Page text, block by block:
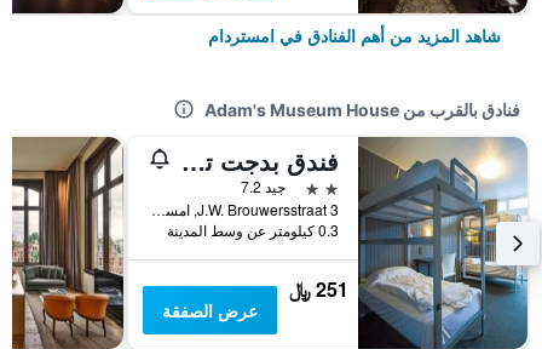
شاهد المزيد من أهم الفنادق في امستردام
فنادق بالقرب من Adam's Museum House
فندق بدجت تريانون
2 نجمتين
جيد 7.2
3 J.W. Brouwersstraat, امستردام, مقاطعة شمال هولندا, هولندا
0.3 كيلومتر عن وسط المدينة
251 ﷼
عرض الصفقة